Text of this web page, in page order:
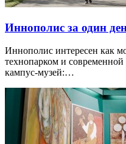
Иннополис за один
Иннополис интересен как
технопарком и
кампус-музей:…